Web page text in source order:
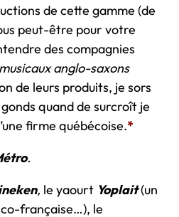
de cette gamme (de
peut-être pour votre
des compagnies
anglo-saxons
de leurs produits, je sors
quand de surcroît je
firme québécoise.*
.
, le yaourt Yoplait(un
française…), le